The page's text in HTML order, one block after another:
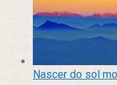
Nascer do sol